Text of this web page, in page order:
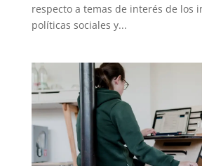
respecto a temas de interés de los
políticas sociales y...